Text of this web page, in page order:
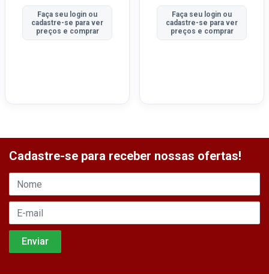
Faça seu login ou
cadastre-se para ver
preços e comprar
Faça seu login ou
cadastre-se para ver
preços e comprar
Cadastre-se para receber nossas ofertas!